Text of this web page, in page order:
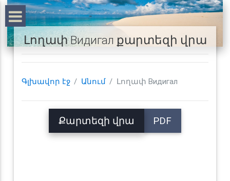
Լողափ Видигал քարտեզի վրա
Գլխավոր էջ Անում Լողափ Видигал
Քարտեզի վրա PDF